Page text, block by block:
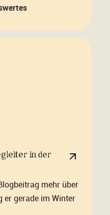
in der
mehr über
er gerade im Winter